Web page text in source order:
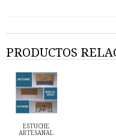
PRODUCTOS
ESTUCHE
ARTESANAL